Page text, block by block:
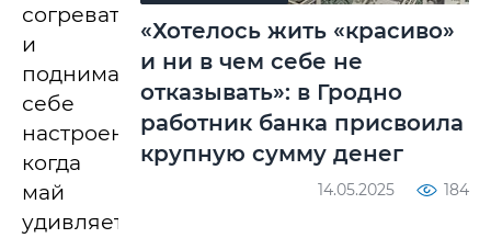
согреваться
и
поднимать
себе
настроение,
когда
май
удивляет
«Хотелось жить «красиво»
и ни в чем себе не
отказывать»: в Гродно
работник банка присвоила
крупную сумму денег
14.05.2025 184